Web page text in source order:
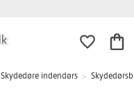
Skydedøre indendørs >